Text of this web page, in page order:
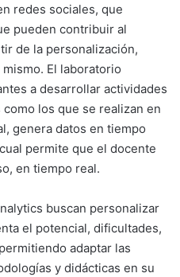
redes sociales, que
pueden contribuir al
de la personalización,
El laboratorio
a desarrollar actividades
los que se realizan en
genera datos en tiempo
permite que el docente
en tiempo real.
buscan personalizar
el potencial, dificultades,
adaptar las
y didácticas en su